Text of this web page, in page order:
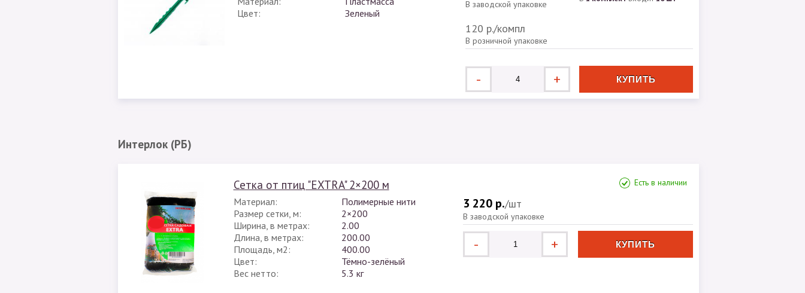
Цвет:
Зеленый
В заводской упаковке
120 р./компл
В розничной упаковке
- +
Интерлок (РБ)
Сетка от птиц "EXTRA" 2×200 м Есть в наличии
Материал:
Полимерные нити
Размер сетки, м:
2×200
Ширина, в метрах:
2.00
Длина, в метрах:
200.00
Площадь, м2:
400.00
Цвет:
Тёмно-зелёный
Вес нетто:
5.3 кг
3 220 р./шт
В заводской упаковке
- +